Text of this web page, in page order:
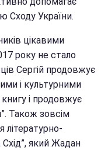
Сходу України.
цікавими
року не стало
Сергій продовжує
і культурними
і продовжує
Також зовсім
літературно-
який Жадан